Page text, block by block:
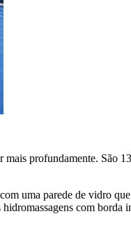
profundamente. São
uma parede de vidro
com